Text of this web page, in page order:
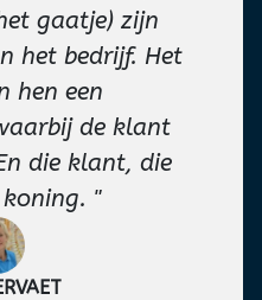
gaatje) zijn
het bedrijf. Het
hen een
de klant
die klant, die
"